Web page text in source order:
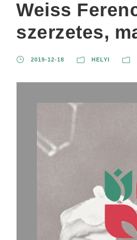
Weiss
szerzetes,
2019-12-18 HELYI